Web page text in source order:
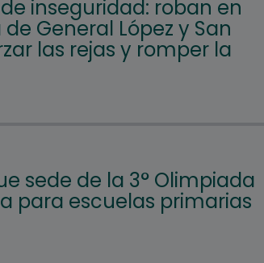
inseguridad: roban en
General López y San
las rejas y romper la
sede de la 3° Olimpiada
para escuelas primarias